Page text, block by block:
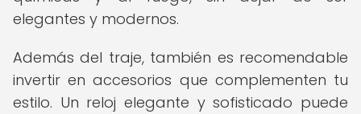
elegantes y modernos.
Además del traje, también es recomendable
invertir en accesorios que complementen tu
estilo. Un reloj elegante y sofisticado puede